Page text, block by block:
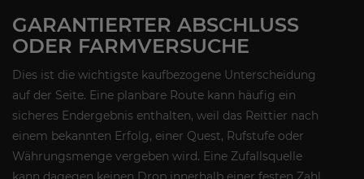
GARANTIERTER ABSCHLUSS
ODER FARMVERSUCHE
Dies ist die wichtigste kaufbezogene Unterscheidung
auf der Seite. Eine planbare Route kann häufig ein
sicheres Endergebnis enthalten, weil das Reittier nach
einem bekannten Erfolg, einer Quest, Rufstufe oder
Währungsmenge vergeben wird. Eine Zufallsquelle